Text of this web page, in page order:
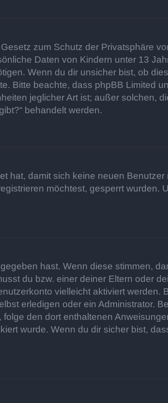
zum Schutz der Privatsphäre
Daten von Kindern unter 13
Wenn du dir unsicher bist, ob
Bitte beachte, dass phpBB Limited
jeglicher Art ist; außer solchen,
behandelt werden.
hat, damit sich keine neuen
möchtest, gesperrt wurden.
hast. Wenn diese stimmen,
du bzw. einer deiner Eltern oder
vielleicht aktiviert werden.
erledigen oder ein Administrator.
den dort enthaltenen
wurde. Wenn du dir sicher bist,